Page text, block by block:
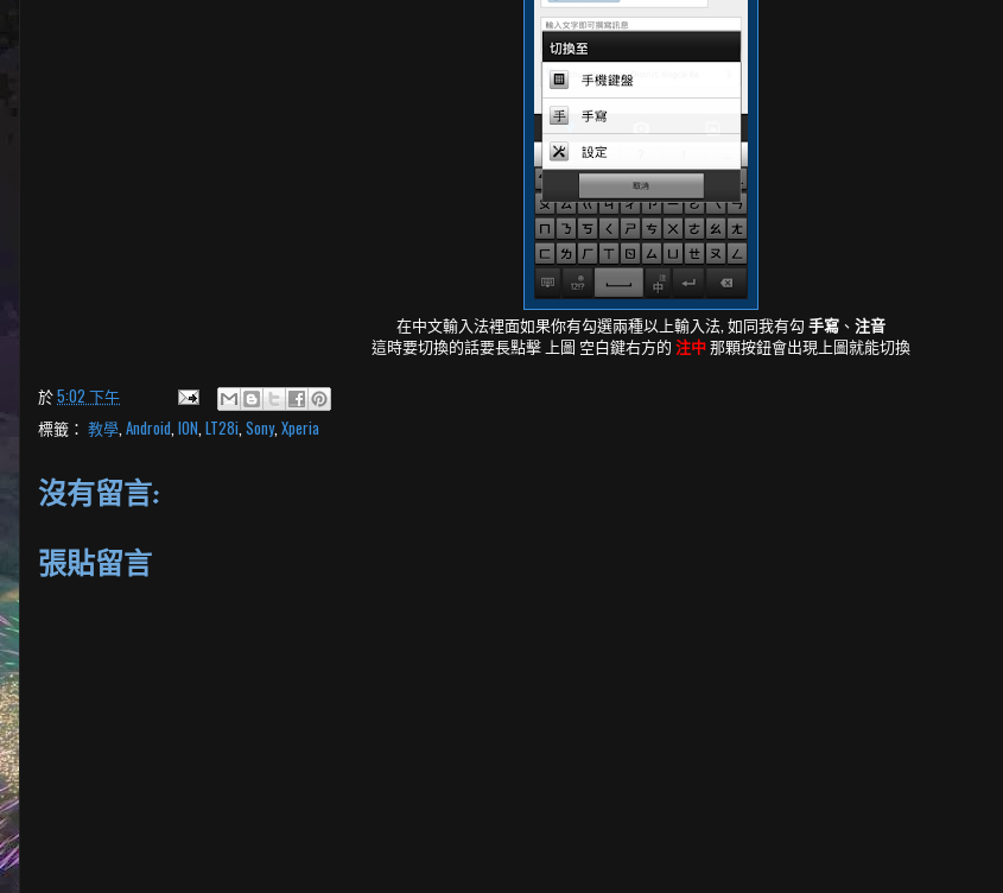
在中文輸入法裡面如果你有勾選兩種以上輸入法, 如同我有勾 手寫 、 注音
這時要切換的話要長點擊 上圖 空白鍵右方的 注中那顆按鈕會出現上圖就能切換
於5:02 下午
標籤： 教學,Android,ION,LT28i,Sony,Xperia
沒有留言:
張貼留言